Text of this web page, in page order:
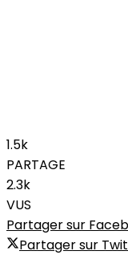
1.5k
PARTAGE
2.3k
VUS
Partager sur
Partager sur